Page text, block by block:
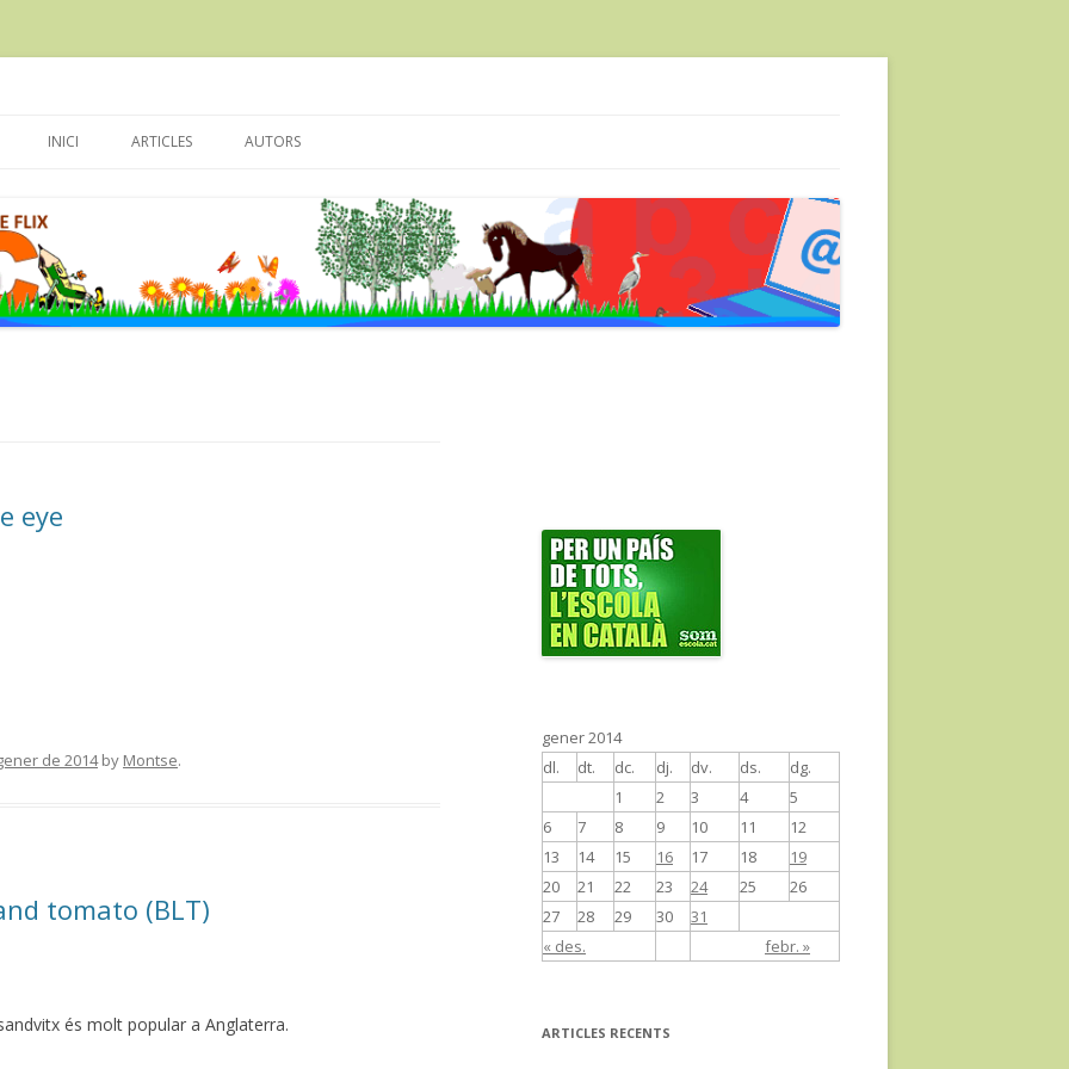
to
INICI ARTICLES AUTORS
eye
de 2014by Montse.
tomato (BLT)
és molt popular a Anglaterra.
gener 2014
dl.
dt. dc. dj. dv. ds. dg.
« des. febr. »
1 2 3 4
5
6
7 8 9 10 11
12
13
14 15 16 17 18
19
20
21 22 23 24 25
26
27
28 29 30 31
ARTICLES RECENTS